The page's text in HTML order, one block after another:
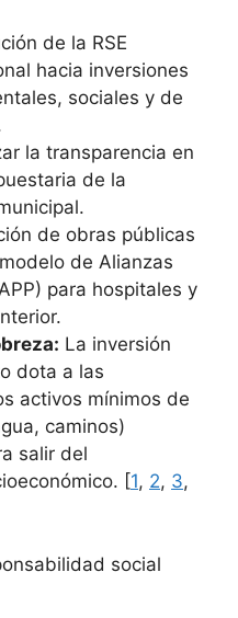
de la RSE
hacia inversiones
sociales y de
la transparencia en
de la
de obras públicas
de Alianzas
para hospitales y
La inversión
dota a las
activos mínimos de
caminos)
salir del
[1, 2, 3,
social